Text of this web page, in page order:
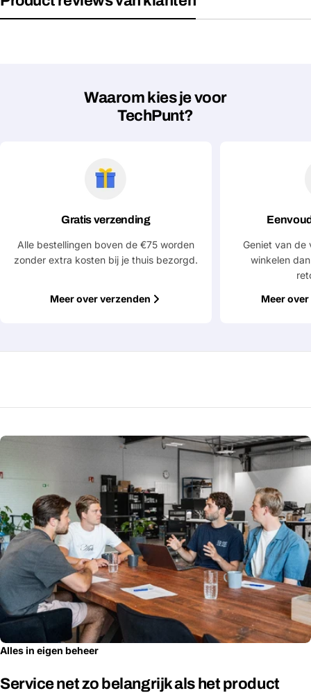
Jouw
Waarom kies je voor
TechPunt?
Gratis verzending
Alle bestellingen boven de €75 worden
zonder extra kosten bij je thuis bezorgd.
Meer over verzenden
Geniet van de
winkelen
Meer
Alles in eigen beheer
Service net zo belangrijk als het product